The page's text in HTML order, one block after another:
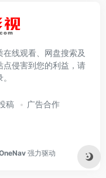
线观看、网盘搜索及
点侵害到您的利益，请
稿 广告合作
强力驱动